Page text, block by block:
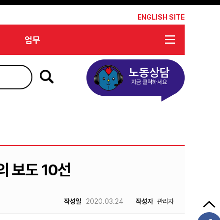
ENGLISH SITE
업무
노동상담
지금 클릭하세요
보도 10선
작성일 2020.03.24 작성자 관리자